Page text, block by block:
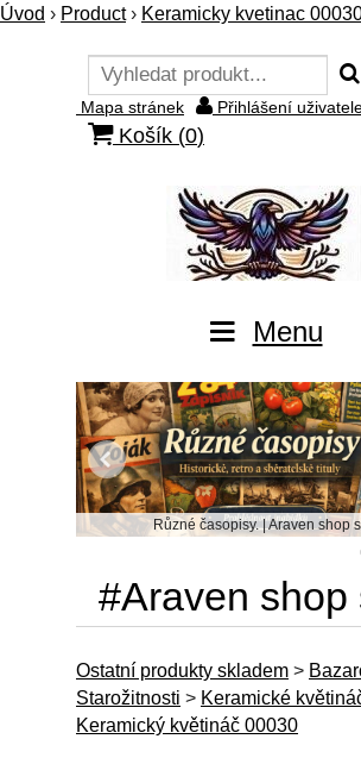
Úvod › Product› Keramicky kvetinac
Mapa stránek Přihlášení
Košík (0)
Menu
Různé časopisy. | Araven shop
#Araven shop
Ostatní produkty skladem >
Starožitnosti > Keramické
Keramický květináč 00030